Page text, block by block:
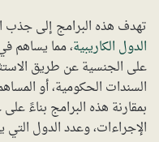
تهدف هذه البرامج إلى جذب
الدول الكاريبية، مما يساهم
على الجنسية عن طريق
السندات الحكومية، أو
بمقارنة هذه البرامج بناءً
الإجراءات، وعدد الدول التي